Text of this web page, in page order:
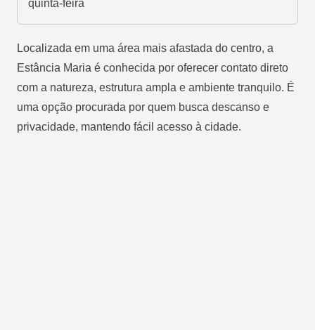
quinta-feira
Localizada em uma área mais afastada do centro, a
Estância Maria é conhecida por oferecer contato direto
com a natureza, estrutura ampla e ambiente tranquilo. É
uma opção procurada por quem busca descanso e
privacidade, mantendo fácil acesso à cidade.